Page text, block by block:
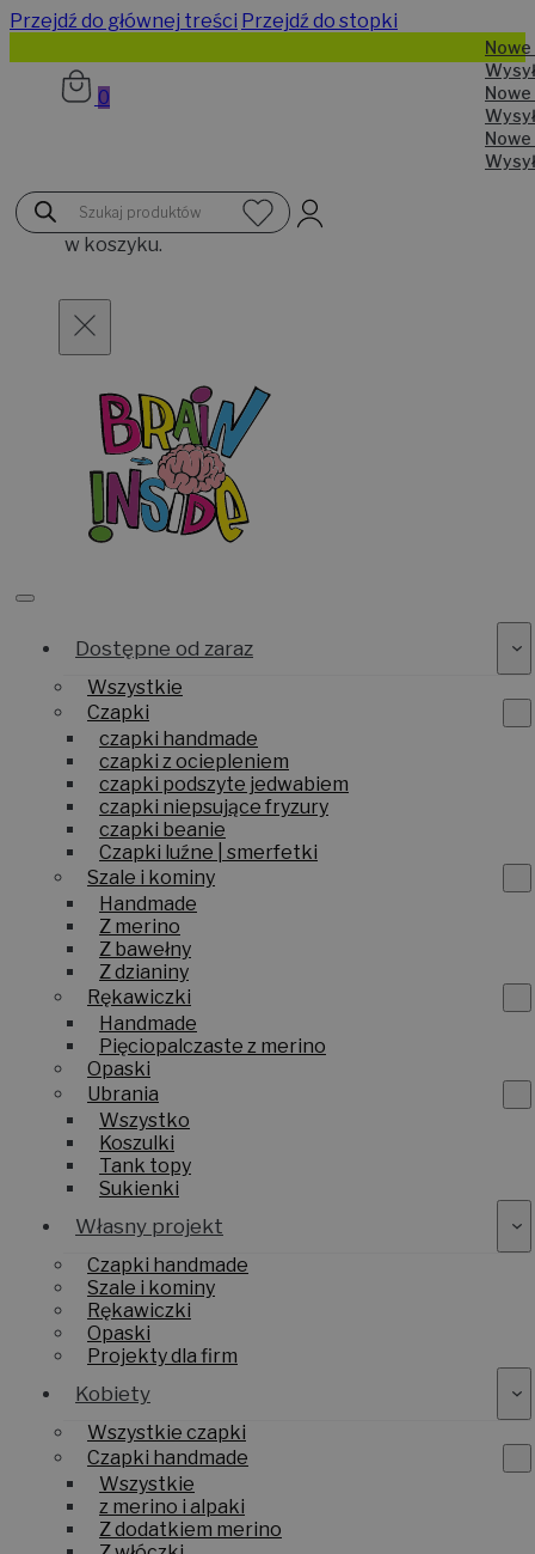
Przejdź do głównej treści Przejdź do stopki
Wyszukiwarka
produktów
0
Brak
produktów
w koszyku.
Dostępne od zaraz
Wszystkie
Czapki
czapki handmade
czapki z ociepleniem
czapki podszyte jedwabiem
czapki niepsujące fryzury
czapki beanie
Czapki luźne | smerfetki
Szale i kominy
Handmade
Z merino
Z bawełny
Z dzianiny
Rękawiczki
Handmade
Pięciopalczaste z merino
Opaski
Ubrania
Wszystko
Koszulki
Tank topy
Sukienki
Własny projekt
Czapki handmade
Szale i kominy
Rękawiczki
Opaski
Projekty dla firm
Kobiety
Wszystkie czapki
Czapki handmade
Wszystkie
z merino i alpaki
Z dodatkiem merino